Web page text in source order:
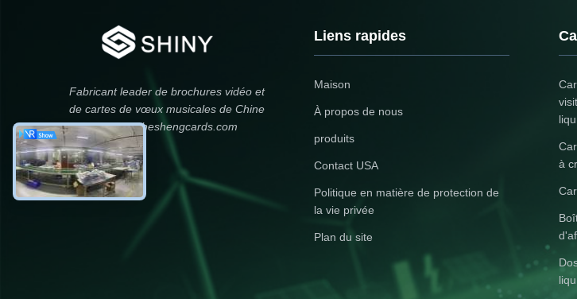
rechargeable intégrée, peut se
charger via le port ...
électronique transforme les
cadeaux traditionnels en une ...
industrielles.Conception compacte
Fabricant leader de brochures vidéo et
de cartes de vœux musicales de Chine
email: helen@heshengcards.com
Liens rapides
Maison
À propos de nous
produits
Contact USA
Politique en matière de protection de
la vie privée
Plan du site
à